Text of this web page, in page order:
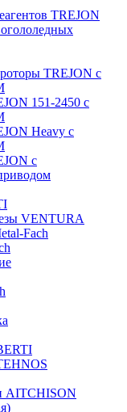
TREJON
TREJON с
151-2450 с
Heavy с
с
VENTURA
Fach
AITCHISON